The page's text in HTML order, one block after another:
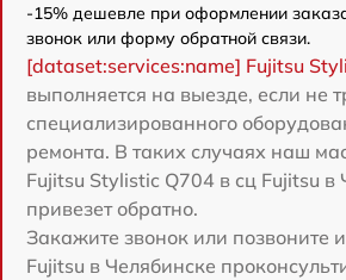
-15% дешевле при оформлении
звонок или форму обратной связи.
[dataset:services:name] Fujitsu
выполняется на выезде, если не
специализированного
ремонта. В таких случаях наш
Fujitsu Stylistic Q704 в сц Fujitsu в
привезет обратно.
Закажите звонок или позвоните
Fujitsu в Челябинске